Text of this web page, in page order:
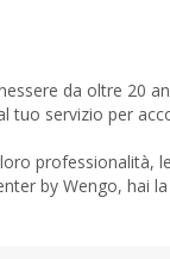
da oltre 20
servizio per
professionalità,
by Wengo, hai